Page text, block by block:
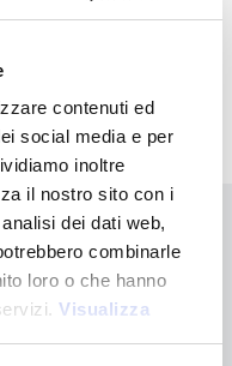
contenuti ed
social media e per
inoltre
il nostro sito con i
dei dati web,
combinarle
loro o che hanno
Visualizza
stai cercando?
richiedi il tuo ordine